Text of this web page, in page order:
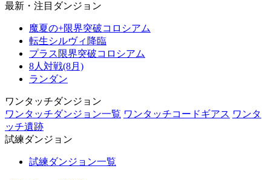
最新・注目ダンジョン
魔夏の+限界突破コロシアム
転生シルヴィ降臨
プラス限界突破コロシアム
8人対戦(8月)
ランダン
ワンタッチダンジョン
ワンタッチダンジョン一覧 ワンタッチコードギアス ワンタ
ッチ遺跡
試練ダンジョン
試練ダンジョン一覧